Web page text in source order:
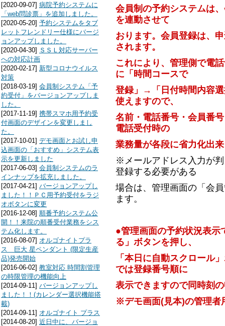
会員制の予約システムは
を連動させて
おります。会員登録は、
されます。
これにより、管理側で電
に「時間コースで
登録」→「日付時間内容
使えますので、
名前・電話番号・会員番
電話受付時の
業務量が各段に省力化出
※メールアドレス入力が
登録する必要がある
場合は、管理画面の「会
ます。
●管理画面の予約状況表示
る」ボタンを押し、
「本日に自動スクロール
では登録番号順に
表示できますので同時刻
※デモ画面(見本)の管理者
[2020-09-07] 病院予約システムに
「web問診票」を追加しました。
[2020-05-20] 予約システムをタブ
レットフレンドリー仕様にバージ
ョンアップしました。
[2020-04-30] ＳＳＬ対応サーバー
への対応計画
[2020-02-17] 新型コロナウイルス
対策
[2018-03-19] 会員制システム「予
約受付」をバージョンアップしま
した。
[2017-11-19] 携帯スマホ用予約受
付画面のデザインを変更しまし
た。
[2017-10-01] デモ画面とお試し申
込画面の「おすすめ」システム表
示を更新しました
[2017-06-03] 会員制システムのラ
インナップを拡充しました。
[2017-04-21] バージョンアップし
ました！！ＰＣ用予約受付をラジ
オボタンに変更
[2016-12-08] 順番予約システム公
開！！来院の順番受付業務をシス
テム化します。
[2016-08-07] オルゴナイトプラ
ス 巨大 星ペンダント (限定生産
品)発売開始
[2016-06-02] 教室対応 時間割管理
の時限管理の機能向上
[2014-09-11] バージョンアップし
ました！！(カレンダー選択機能搭
載)
[2014-09-11] オルゴナイト プラス
[2014-08-20] 近日中に、バージョ